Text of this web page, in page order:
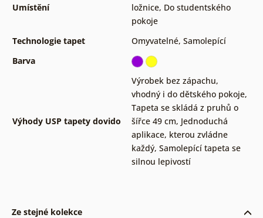
Umístění
ložnice, Do studentského
pokoje
Technologie tapet
Omyvatelné, Samolepící
Barva
Výhody USP tapety dovido
Výrobek bez zápachu,
vhodný i do dětského pokoje,
Tapeta se skládá z pruhů o
šířce 49 cm, Jednoduchá
aplikace, kterou zvládne
každý, Samolepící tapeta se
silnou lepivostí
Ze stejné kolekce